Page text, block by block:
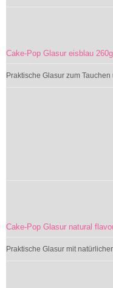
Cake-Pop Glasur eisblau 260g
Praktische Glasur zum
Cake-Pop Glasur natural
Praktische Glasur mit